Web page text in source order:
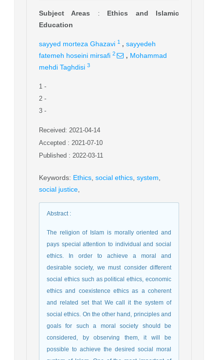
Subject Areas : Ethics and Islamic
Education
sayyed morteza Ghazavi 1 , sayyedeh
fatemeh hoseini mirsafi 2 , Mohammad
mehdi Taghdisi 3
1 -
2 -
3 -
Received: 2021-04-14
Accepted : 2021-07-10
Published : 2022-03-11
Keywords: Ethics social ethics system
social justice
Abstract:
The religion of Islam is morally oriented and
pays special attention to individual and social
ethics. In order to achieve a moral and
desirable society, we must consider different
social ethics such as political ethics, economic
ethics and coexistence ethics as a coherent
and related set that We call it the system of
social ethics. On the other hand, principles and
goals for such a moral society should be
considered, by observing them, it will be
possible to achieve the desired social moral